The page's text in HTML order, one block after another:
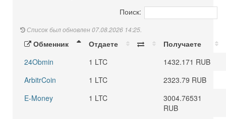
Поиск:
Список был обновлен 07.08.2026 14:25.
Обменник Отдаете
Получаете
24Obmin
1 LTC
1432.171 RUB
ArbitrCoin
1 LTC
2323.79 RUB
E-Money
1 LTC
3004.76531
RUB